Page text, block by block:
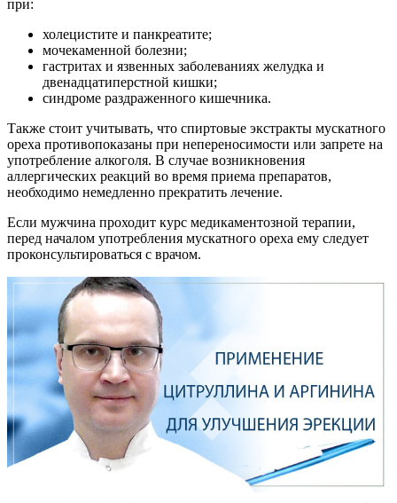
при:
холецистите и панкреатите;
мочекаменной болезни;
гастритах и язвенных заболеваниях желудка и
двенадцатиперстной кишки;
синдроме раздраженного кишечника.
Также стоит учитывать, что спиртовые экстракты мускатного
ореха противопоказаны при непереносимости или запрете на
употребление алкоголя. В случае возникновения
аллергических реакций во время приема препаратов,
необходимо немедленно прекратить лечение.
Если мужчина проходит курс медикаментозной терапии,
перед началом употребления мускатного ореха ему следует
проконсультироваться с врачом.